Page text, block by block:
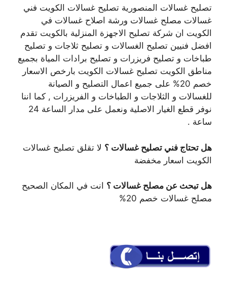
تصليح غسالات المنصورية تصليح غسالات الكويت فني
غسالات مصلح غسالات ورشة اصلاح غسالات في
الكويت ان شركة تصليح الاجهزة المنزلية بالكويت تقدم
افضل فنيين تصليح الغسالات و تصليح ثلاجات و تصليح
طباخات و تصليح فريزرات و تصليح برادات المياة بجميع
مناطق الكويت تصليح غسالات الكويت بارخص الاسعار
خصم 20% على جميع اعمال التصليح و الصيانة
للغسالات و الثلاجات و الطباخات و الفريزرات , كما اننا
نوفر قطع الغيار الاصلية ونعمل على مدار الساعة 24
ساعة .
هل تحتاج فني تصليح غسالات ؟ لا تقلق تصليح غسالات
الكويت اسعار مخفضة
هل تبحث عن مصلح غسالات ؟ انت في المكان الصحيح
مصلح غسالات خصم 20%